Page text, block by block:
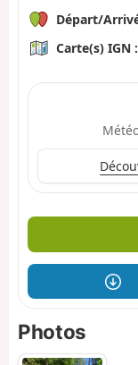
Départ/
Carte(s) IGN :
Photos